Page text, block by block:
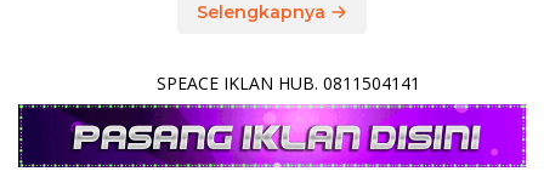
Selengkapnya
SPEACE IKLAN HUB. 0811504141